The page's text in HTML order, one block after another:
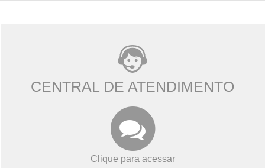
CENTRAL DE ATENDIMENTO
Clique para acessar